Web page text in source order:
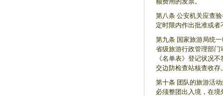
第八条 公安机关应查
定时限内作出批准或
第九条 国家旅游局统
省级旅游行政管理部
《名单表》登记状况
交边防检查站核查收
第十条 团队的旅游活
必须整团出入境，在